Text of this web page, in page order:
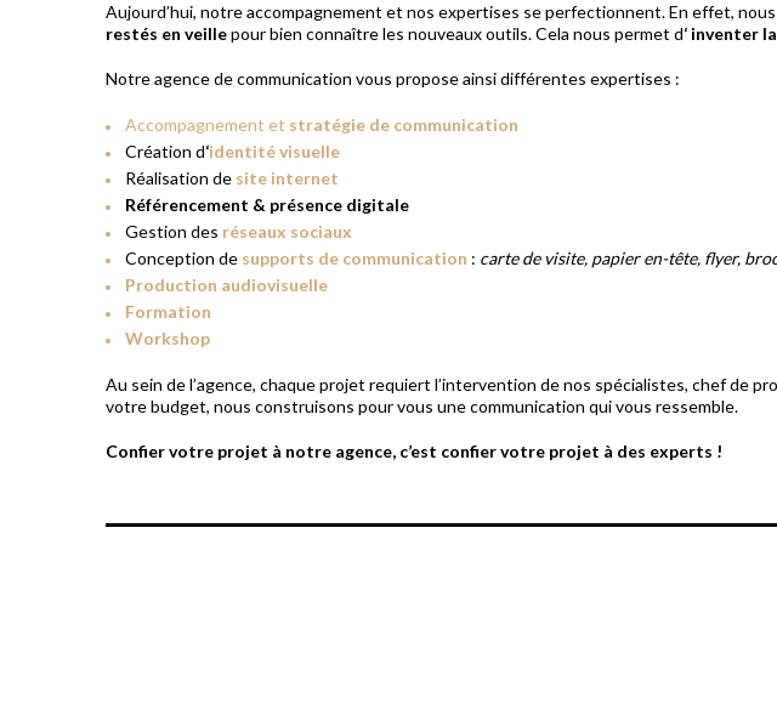
Aujourd’hui, notre accompagnement et nos expertises se perfectionnent. En effet,
restés en veillepour bien connaître les nouveaux outils. Cela nous permet d‘ inventer
Notre agence de communication vous propose ainsi différentes expertises :
Accompagnement et stratégie de communication
Création d‘identité visuelle
Réalisation de site internet
Référencement & présence digitale
Gestion des réseaux sociaux
Conception de supports de communication : carte de visite, papier en-tête, flyer,
Production audiovisuelle
Formation
Workshop
Au sein de l’agence, chaque projet requiert l’intervention de nos spécialistes, chef de
votre budget, nous construisons pour vous une communication qui vous ressemble.
Confier votre projet à notre agence, c’est confier votre projet à des experts !